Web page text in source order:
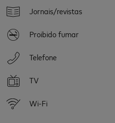
Jornais/revistas
Proibido fumar
Telefone
TV
Wi-Fi